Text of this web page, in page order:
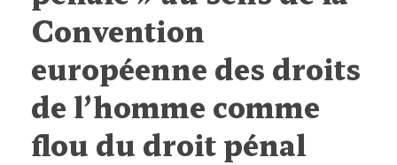
Convention
européenne des droits
de l’homme comme
flou du droit pénal